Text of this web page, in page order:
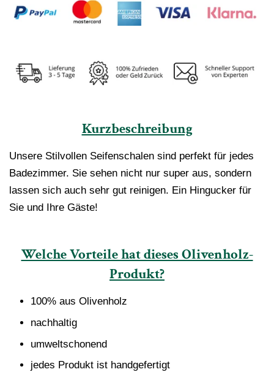
Kurzbeschreibung
Unsere Stilvollen Seifenschalen sind perfekt für jedes
Badezimmer. Sie sehen nicht nur super aus, sondern
lassen sich auch sehr gut reinigen. Ein Hingucker für
Sie und Ihre Gäste!
Welche Vorteile hat dieses Olivenholz-
Produkt?
100% aus Olivenholz
nachhaltig
umweltschonend
jedes Produkt ist handgefertigt